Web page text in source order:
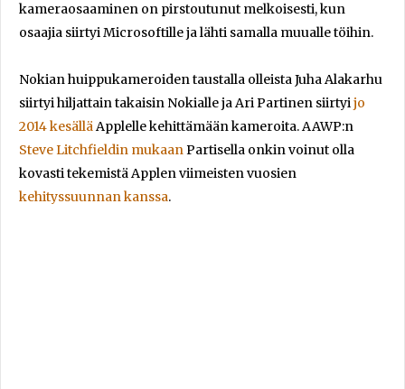
kameraosaaminen on pirstoutunut melkoisesti, kun
osaajia siirtyi Microsoftille ja lähti samalla muualle töihin.
Nokian huippukameroiden taustalla olleista Juha Alakarhu
siirtyi hiljattain takaisin Nokialle ja Ari Partinen siirtyijo
2014 kesälläApplelle kehittämään kameroita. AAWP:n
Steve Litchfieldin mukaanPartisella onkin voinut olla
kovasti tekemistä Applen viimeisten vuosien
kehityssuunnan kanssa.